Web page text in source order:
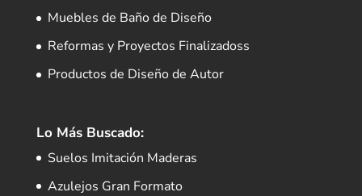
Muebles de Baño de Diseño
Reformas y Proyectos Finalizadoss
Productos de Diseño de Autor
Lo Más Buscado:
Suelos Imitación Maderas
Azulejos Gran Formato